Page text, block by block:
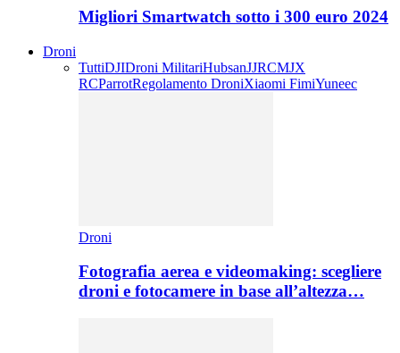
Migliori Smartwatch sotto i 300 euro 2024
Droni
TuttiDJIDroni MilitariHubsanJJRCMJX
RCParrotRegolamento DroniXiaomi FimiYuneec
Droni
Fotografia aerea e videomaking: scegliere
droni e fotocamere in base all’altezza…